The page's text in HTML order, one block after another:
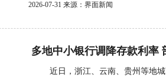
2026-07-31 来源：界面新闻
多地中小银行调降存款利率
近日，浙江、云南、贵州等地城